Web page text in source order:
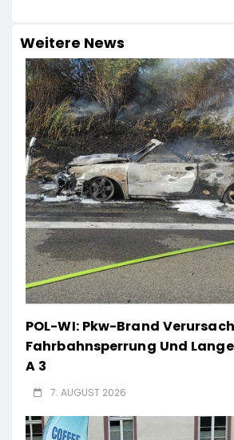
Weitere News
POL-WI: Pkw-Brand
Fahrbahnsperrung Und
A 3
7. AUGUST 2026